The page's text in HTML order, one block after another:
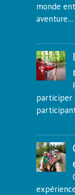
monde
aventure...
participer